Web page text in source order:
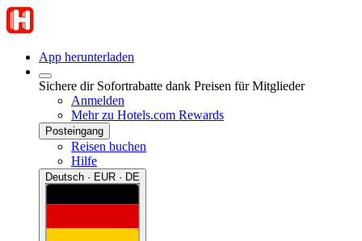
App herunterladen
Sichere dir Sofortrabatte dank Preisen für Mitglieder
Anmelden
Mehr zu Hotels.com Rewards
Posteingang
Reisen buchen
Hilfe
Deutsch · EUR · DE